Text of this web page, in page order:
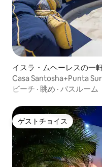
イスラ・ムヘーレスの一
Casa Santosha+Punta
ラス
ビーチ · 眺め · バスルーム
ゲストチョイス
ゲストチョイス